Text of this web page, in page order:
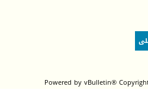
Powered by vBulletin®